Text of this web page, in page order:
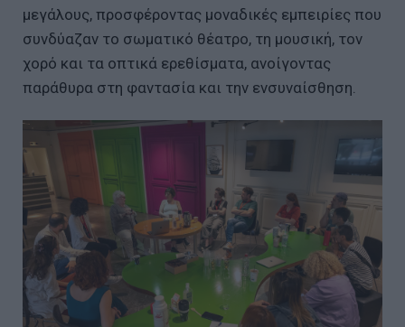
μεγάλους, προσφέροντας μοναδικές εμπειρίες που
συνδύαζαν το σωματικό θέατρο, τη μουσική, τον
χορό και τα οπτικά ερεθίσματα, ανοίγοντας
παράθυρα στη φαντασία και την ενσυναίσθηση.